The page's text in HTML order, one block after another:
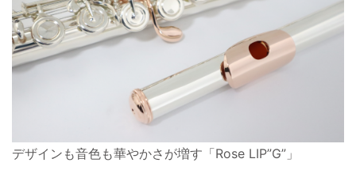
デザインも音色も華やかさが増す「Rose LIP”G”」